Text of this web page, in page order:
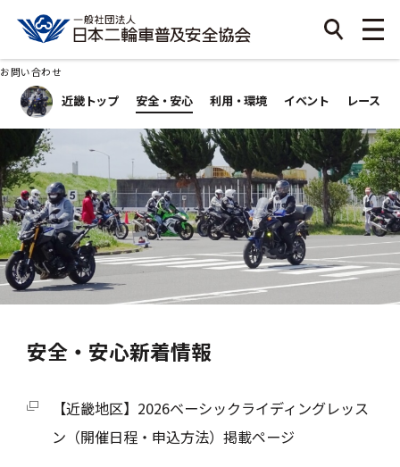
近畿トップ 安全・安心 利用・環境 イベント レース
お問い合わせ
安全・安心新着情報
【近畿地区】2026ベーシックライディングレッス
ン（開催日程・申込方法）掲載ページ